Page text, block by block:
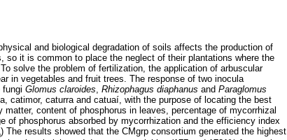
and biological degradation of soils affects the production of
it is common to place the neglect of their plantations where the
solve the problem of fertilization, the application of arbuscular
in vegetables and fruit trees. The response of two inocula
fungi Glomus claroides Rhizophagus diaphanus and Paraglomus
catimor, caturra and catuaí, with the purpose of locating the best
content of phosphorus in leaves, percentage of mycorrhizal
of phosphorus absorbed by mycorrhization and the efficiency index
) The results showed that the CMgrp consortium generated the highest